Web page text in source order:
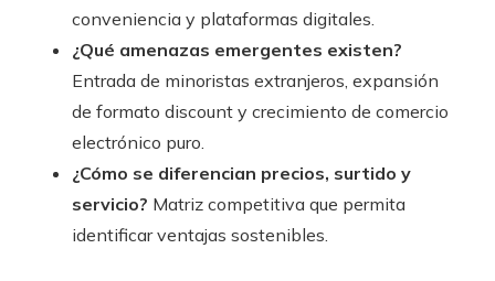
conveniencia y plataformas digitales.
¿Qué amenazas emergentes existen?
Entrada de minoristas extranjeros, expansión
de formato discount y crecimiento de comercio
electrónico puro.
¿Cómo se diferencian precios, surtido y
servicio? Matriz competitiva que permita
identificar ventajas sostenibles.